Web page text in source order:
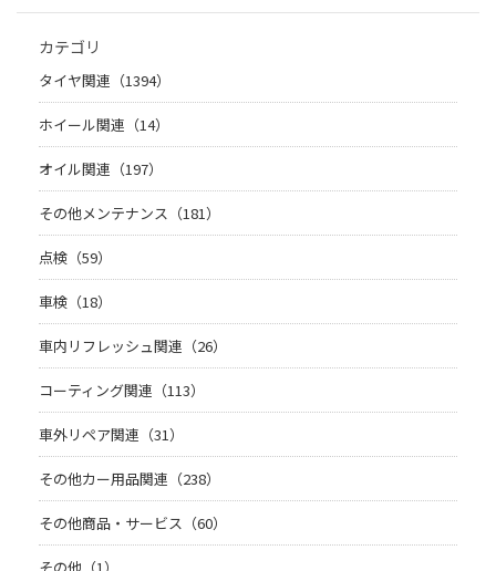
カテゴリ
タイヤ関連（1394）
ホイール関連（14）
オイル関連（197）
その他メンテナンス（181）
点検（59）
車検（18）
車内リフレッシュ関連（26）
コーティング関連（113）
車外リペア関連（31）
その他カー用品関連（238）
その他商品・サービス（60）
その他（1）